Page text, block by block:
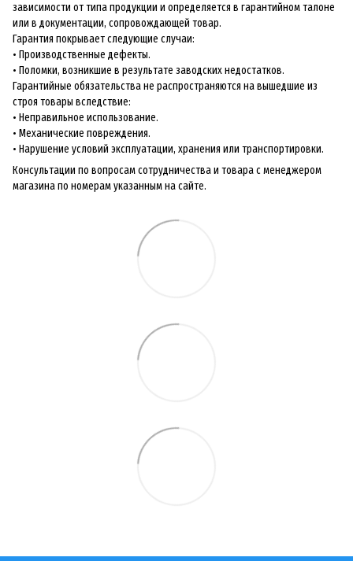
зависимости от типа продукции и определяется в гарантийном талоне
или в документации, сопровождающей товар.
Гарантия покрывает следующие случаи:
• Производственные дефекты.
• Поломки, возникшие в результате заводских недостатков.
Гарантийные обязательства не распространяются на вышедшие из
строя товары вследствие:
• Неправильное использование.
• Механические повреждения.
• Нарушение условий эксплуатации, хранения или транспортировки.
Консультации по вопросам сотрудничества и товара с менеджером
магазина по номерам указанным на сайте.